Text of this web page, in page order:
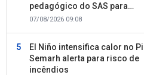
pedagógico do SAS para
planejamento do segundo
07/08/2026 09:08
El Niño intensifica calor no
Semarh alerta para risco de
incêndios